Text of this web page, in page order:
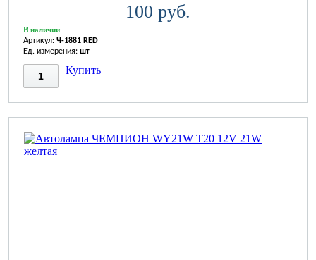
100 руб.
В наличии
Артикул: Ч-1881 RED
Ед. измерения: шт
Купить